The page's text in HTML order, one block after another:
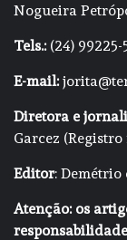
Nogueira
Tels.:(24) 99225-
E-mail:
Diretora e
Garcez (Registro
Editor: Demétrio
Atenção: os